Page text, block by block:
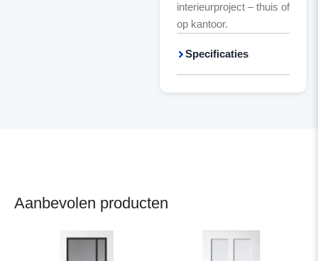
interieurproject – thuis of
op kantoor.
Specificaties
Aanbevolen producten